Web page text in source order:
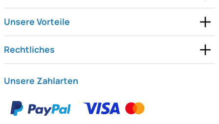
Unsere Vorteile
Rechtliches
Unsere Zahlarten